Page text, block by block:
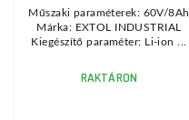
Műszaki paraméterek: 60V/8Ah
Márka: EXTOL INDUSTRIAL
Kiegészítő paraméter: Li-ion ...
RAKTÁRON